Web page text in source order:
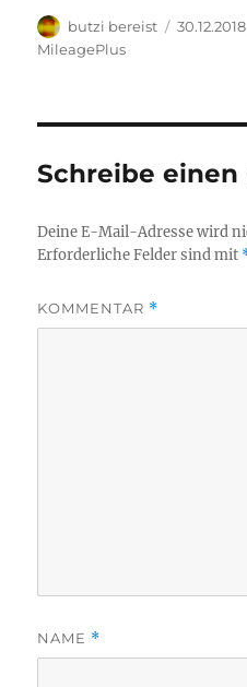
Autor
butzi bereist 30.12.2018
MileagePlus
Schreibe
Deine E-Mail-Adresse wird
Erforderliche Felder sind mit
KOMMENTAR *
NAME *